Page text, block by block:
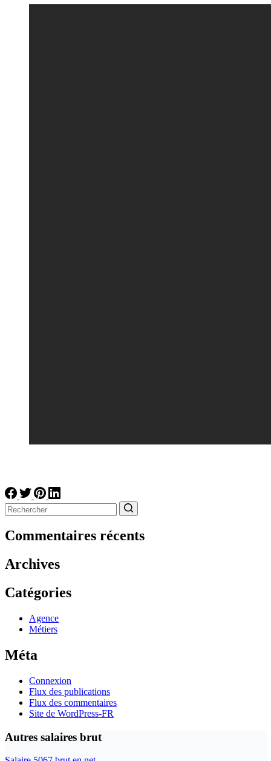
résultat
Commentaires récents
Archives
Catégories
Agence
Métiers
Méta
Connexion
Flux des publications
Flux des commentaires
Site de WordPress-FR
Autres salaires brut